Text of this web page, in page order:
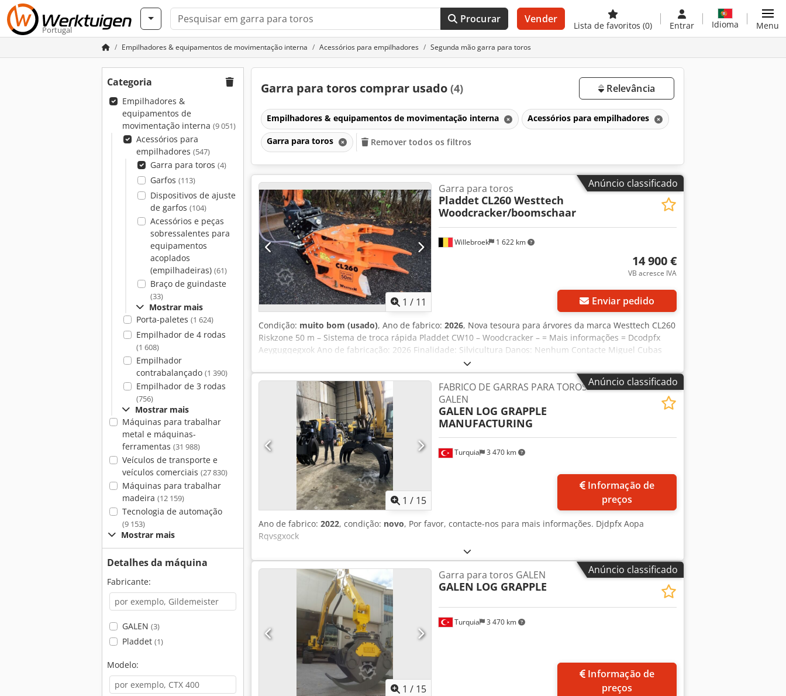
Portugal
Procurar Vender
Lista de favoritos (0) Entrar Idioma Menu
Empilhadores & equipamentos de movimentação interna Acessórios para empilhadores Segunda mão garra para toros
Categoria
Empilhadores &
equipamentos de
movimentação interna (9 051)
Acessórios para
empilhadores (547)
Garra para toros (4)
Garfos (113)
Dispositivos de ajuste
de garfos (104)
Acessórios e peças
sobressalentes para
equipamentos
acoplados
(empilhadeiras) (61)
Braço de guindaste
(33)
Mostrar mais
Porta-paletes (1 624)
Empilhador de 4 rodas
(1 608)
Empilhador
contrabalançado (1 390)
Empilhador de 3 rodas
(756)
Mostrar mais
Máquinas para trabalhar
metal e máquinas-
ferramentas (31 988)
Veículos de transporte e
veículos comerciais (27 830)
Máquinas para trabalhar
madeira (12 159)
Tecnologia de automação
(9 153)
Mostrar mais
Detalhes da máquina
Fabricante:
GALEN (3)
Pladdet (1)
Modelo:
Garra para toros comprar usado (4) Relevância
Empilhadores & equipamentos de movimentação interna Acessórios para empilhadores
Garra para toros Remover todos os filtros
Anúncio classificado
1 / 11
Willebroek 1 622 km
Garra para toros
Pladdet CL260 Westtech
Woodcracker/boomschaar
14 900 €
VB acresce IVA
Enviar pedido
Condição: muito bom (usado), Ano de fabrico: 2026, Nova tesoura para árvores da marca Westtech CL260
Riskzone 50 m – Sistema de troca rápida Pladdet CW10 – Woodcracker – = Mais informações = Dcodpfx
Aeygugqegxok Ano de fabricação: 2026 Finalidade: Silvicultura Danos: Nenhum Contacte Miguel Cubas
para obter mais informações. = Informações da empresa = Estamos localizados entre Antuérpia e
Bruxelas, ao longo da autoestrada A12, perto do porto de Antuérpia. Horário de funcionamento: De
segunda a sexta-feira, das 8h30 às 19h00.
Anúncio classificado
1 / 15
Turquia 3 470 km
FABRICO DE GARRAS PARA TOROS
GALEN
GALEN LOG GRAPPLE
MANUFACTURING
preços
Ano de fabrico: 2022, condição: novo, Por favor, contacte-nos para mais informações. Djdpfx Aopa
Rqvsgxock
Anúncio classificado
1 / 15
Turquia 3 470 km
Garra para toros GALEN
GALEN LOG GRAPPLE
preços